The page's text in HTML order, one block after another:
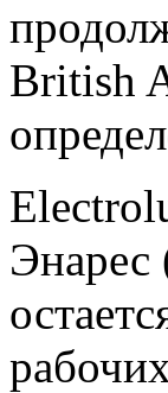
British
Энарес